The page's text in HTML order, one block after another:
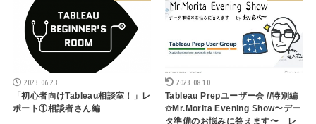
2023.06.23
「初心者向けTableau相談室！」レ
ポート①相談者さん編
2023.08.10
Tableau Prepユーザー会 //特別編
✩Mr.Morita Evening Show〜デー
タ準備のお悩みに答えます〜 レ